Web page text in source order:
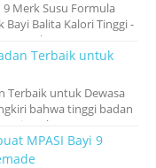
Merk Susu Formula
Bayi Balita Kalori Tinggi -
Terbaik untuk
Terbaik untuk Dewasa
bahwa tinggi badan
ole...
MPASI Bayi 9